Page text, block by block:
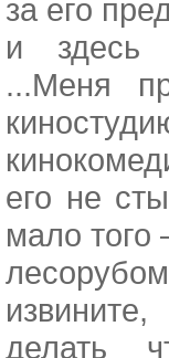
за его
и здесь
...Меня
его не
мало
делать